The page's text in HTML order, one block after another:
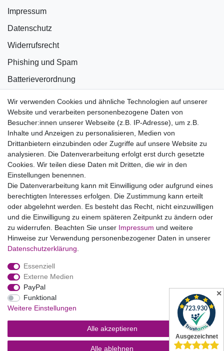
Wir verwenden Cookies und ähnliche Technologien auf unserer
Website und verarbeiten personenbezogene Daten von
Besucher:innen unserer Webseite (z.B. IP-Adresse), um z.B.
Inhalte und Anzeigen zu personalisieren, Medien von
Drittanbietern einzubinden oder Zugriffe auf unsere Website zu
analysieren. Die Datenverarbeitung erfolgt erst durch gesetzte
Cookies. Wir teilen diese Daten mit Dritten, die wir in den
Einstellungen benennen.
Die Datenverarbeitung kann mit Einwilligung oder aufgrund eines
berechtigten Interesses erfolgen. Die Zustimmung kann erteilt
oder abgelehnt werden. Es besteht das Recht, nicht einzuwilligen
und die Einwilligung zu einem späteren Zeitpunkt zu ändern oder
zu widerrufen. Beachten Sie unser Impressum und weitere
Hinweise zur Verwendung personenbezogener Daten in unserer
Daten­schutz­erklärung
Essenziell
Externe Medien
PayPal
Funktional
Weitere Einstellungen
Alle akzeptieren
Alle ablehnen
Impressum
Datenschutz
Widerrufsrecht
Phishing und Spam
Batterieverordnung
Bildnachweise
AGB
Vertrag widerrufen
B2BKunden
Zum Händlerbereich
PrivatKunden
Neukundenanmeldung
Mein Konto
Zahlung & Versand ✕